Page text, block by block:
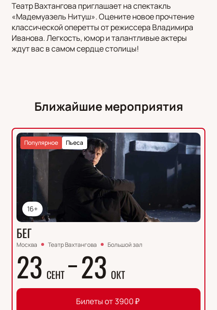
Театр Вахтангова приглашает на спектакль
«Мадемуазель Нитуш». Оцените новое прочтение
классической оперетты от режиссера Владимира
Иванова. Легкость, юмор и талантливые актеры
ждут вас в самом сердце столицы!
Ближайшие мероприятия
16+
Пьеса
Популярное
БЕГ
Москва Театр Вахтангова Большой зал
23 СЕНТ 23 ОКТ
Билеты от 3900₽